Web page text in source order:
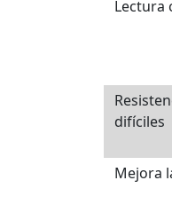
Lectura
difíciles
Mejora